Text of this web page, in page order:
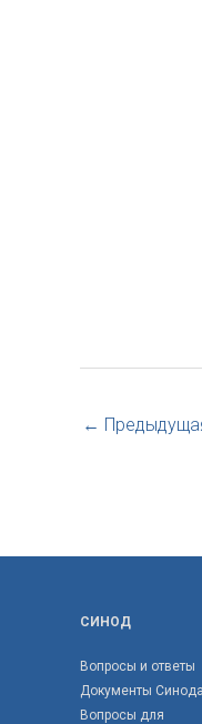
←
СИНОД
Вопросы и ответы
Документы Синода
Вопросы для